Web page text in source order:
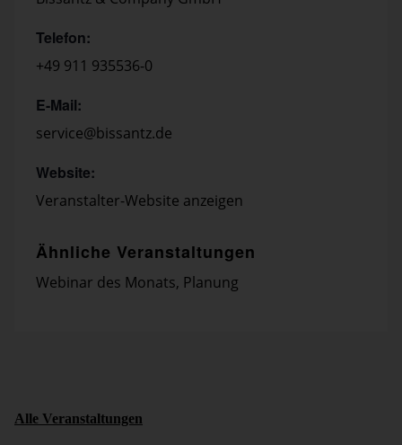
Telefon:
+49 911 935536-0
E-Mail:
service@bissantz.de
Website:
Veranstalter-Website anzeigen
Ähnliche Veranstaltungen
Webinar des Monats, Planung
Alle Veranstaltungen